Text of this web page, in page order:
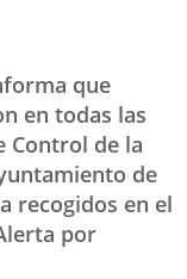
que
en todas las
Control de la
de
recogidos en el
por